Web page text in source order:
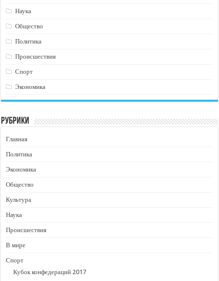
Наука
Общество
Политика
Происшествия
Спорт
Экономика
Рубрики
Главная
Политика
Экономика
Общество
Культура
Наука
Происшествия
В мире
Спорт
Кубок конфедераций 2017